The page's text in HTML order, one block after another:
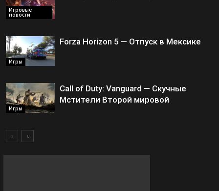
Игровые
новости
Игры
Forza Horizon 5 — Отпуск в Мексике
Игры
Call of Duty: Vanguard — Скучные
Мстители Второй мировой